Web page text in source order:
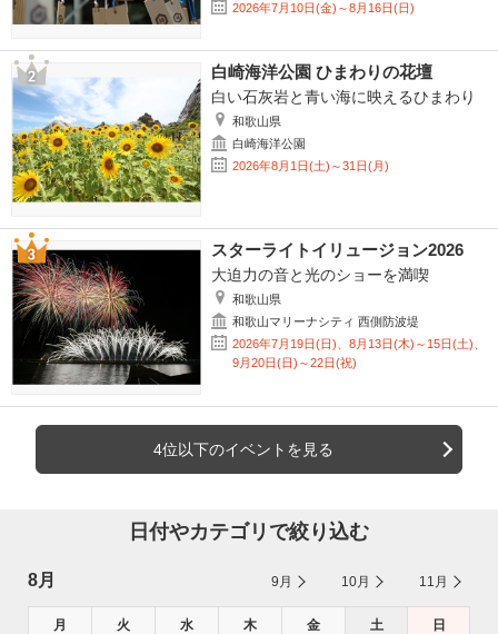
2026年7月10日(金)～8月16日(日)
白崎海洋公園 ひまわりの花壇
白い石灰岩と青い海に映えるひまわり
和歌山県
白崎海洋公園
2026年8月1日(土)～31日(月)
スターライトイリュージョン2026
大迫力の音と光のショーを満喫
和歌山県
和歌山マリーナシティ 西側防波堤
2026年7月19日(日)、8月13日(木)～15日(土)、
9月20日(日)～22日(祝)
4位以下のイベントを見る
日付やカテゴリで絞り込む
8月 9月 10月 11月
月 火 水 木 金 土 日